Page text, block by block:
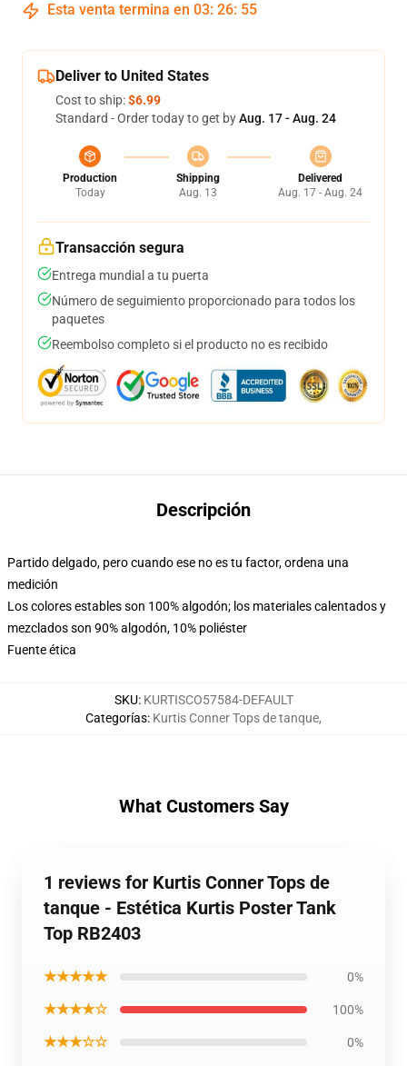
Esta venta termina en 03: 26: 54
Deliver to United States
Cost to ship:$6.99
Standard - Order today to get byAug. 17 - Aug. 24
Production
Today
Shipping
Aug. 13
Delivered
Aug. 17 - Aug. 24
Transacción segura
Entrega mundial a tu puerta
Número de seguimiento proporcionado para todos los
paquetes
Reembolso completo si el producto no es recibido
Descripción
Partido delgado, pero cuando ese no es tu factor, ordena una
medición
Los colores estables son 100% algodón; los materiales calentados y
mezclados son 90% algodón, 10% poliéster
Fuente ética
SKU: KURTISCO57584-DEFAULT
Categorías: Kurtis Conner Tops de tanque,
What Customers Say
1 reviews for Kurtis Conner Tops de
tanque - Estética Kurtis Poster Tank
Top RB2403
★★★★★ 0%
★★★★☆ 100%
★★★☆☆ 0%